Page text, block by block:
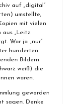
auf „digital“
umstellte,
mit vielen
aus „Leitz
War ja „nur“
hunderten
Bildern
weiß) die
waren.
geworden
sagen. Denke